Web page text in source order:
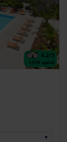
4.2/5
1576 opinii